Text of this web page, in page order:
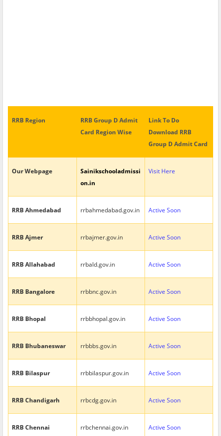
RRB Region
RRB Group D Admit
Card Region Wise
Link To Do
Download RRB
Group D Admit Card
Our Webpage
Sainikschooladmissi
on.in
Visit Here
RRB Ahmedabad rrbahmedabad.gov.in Active Soon
RRB Ajmer rrbajmer.gov.in Active Soon
RRB Allahabad rrbald.gov.in Active Soon
RRB Bangalore rrbbnc.gov.in Active Soon
RRB Bhopal rrbbhopal.gov.in Active Soon
RRB Bhubaneswar rrbbbs.gov.in Active Soon
RRB Bilaspur rrbbilaspur.gov.in Active Soon
RRB Chandigarh rrbcdg.gov.in Active Soon
RRB Chennai rrbchennai.gov.in Active Soon